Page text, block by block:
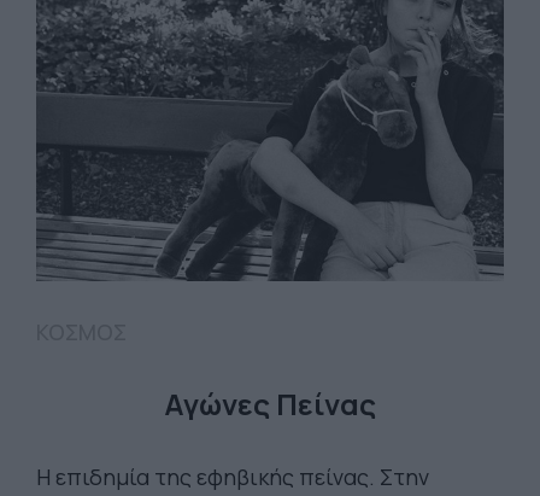
Αγώνες Πείνας
Η επιδημία της εφηβικής πείνας. Στην